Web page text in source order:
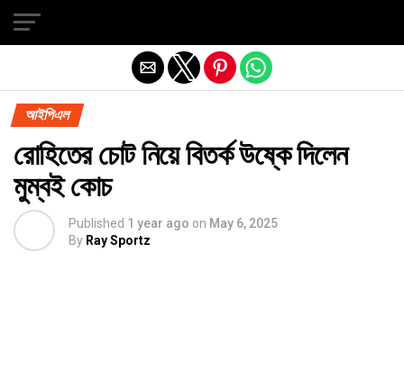
আইপিএল
রোহিতের চোট নিয়ে বিতর্ক উষ্কে দিলেন
মুম্বই কোচ
Published 1 year ago on May 6, 2025
By Ray Sportz